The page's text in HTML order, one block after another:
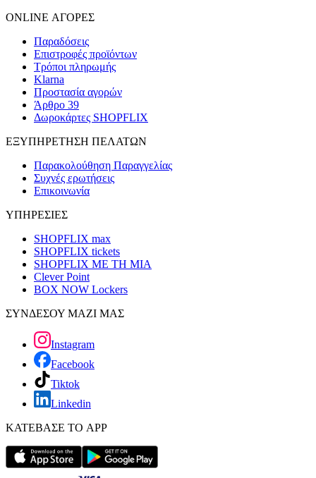
ONLINE ΑΓΟΡΕΣ
Παραδόσεις
Επιστροφές προϊόντων
Τρόποι πληρωμής
Klarna
Προστασία αγορών
Άρθρο 39
Δωροκάρτες SHOPFLIX
ΕΞΥΠΗΡΕΤΗΣΗ ΠΕΛΑΤΩΝ
Παρακολούθηση Παραγγελίας
Συχνές ερωτήσεις
Επικοινωνία
ΥΠΗΡΕΣΙΕΣ
SHOPFLIX max
SHOPFLIX tickets
SHOPFLIX ΜΕ ΤΗ ΜΙΑ
Clever Point
BOX NOW Lockers
ΣΥΝΔΕΣΟΥ ΜΑΖΙ ΜΑΣ
Instagram
Facebook
Tiktok
Linkedin
ΚΑΤΕΒΑΣΕ ΤΟ APP